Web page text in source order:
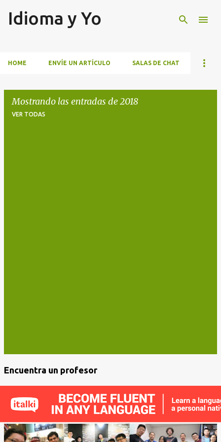
Idioma y Yo
HOME ENVÍE UN ARTÍCULO SALAS DE CHAT
Mostrando las entradas de 2018
VER TODAS
r
a
Encuentra un profesor